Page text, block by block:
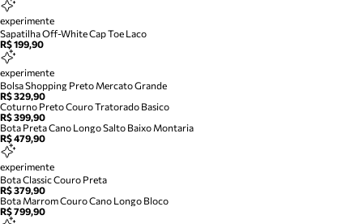
experimente
Sapatilha Off-White Cap Toe Laco
R$ 199,90
experimente
Bolsa Shopping Preto Mercato Grande
R$ 329,90
Coturno Preto Couro Tratorado Basico
R$ 399,90
Bota Preta Cano Longo Salto Baixo Montaria
R$ 479,90
experimente
Bota Classic Couro Preta
R$ 379,90
Bota Marrom Couro Cano Longo Bloco
R$ 799,90